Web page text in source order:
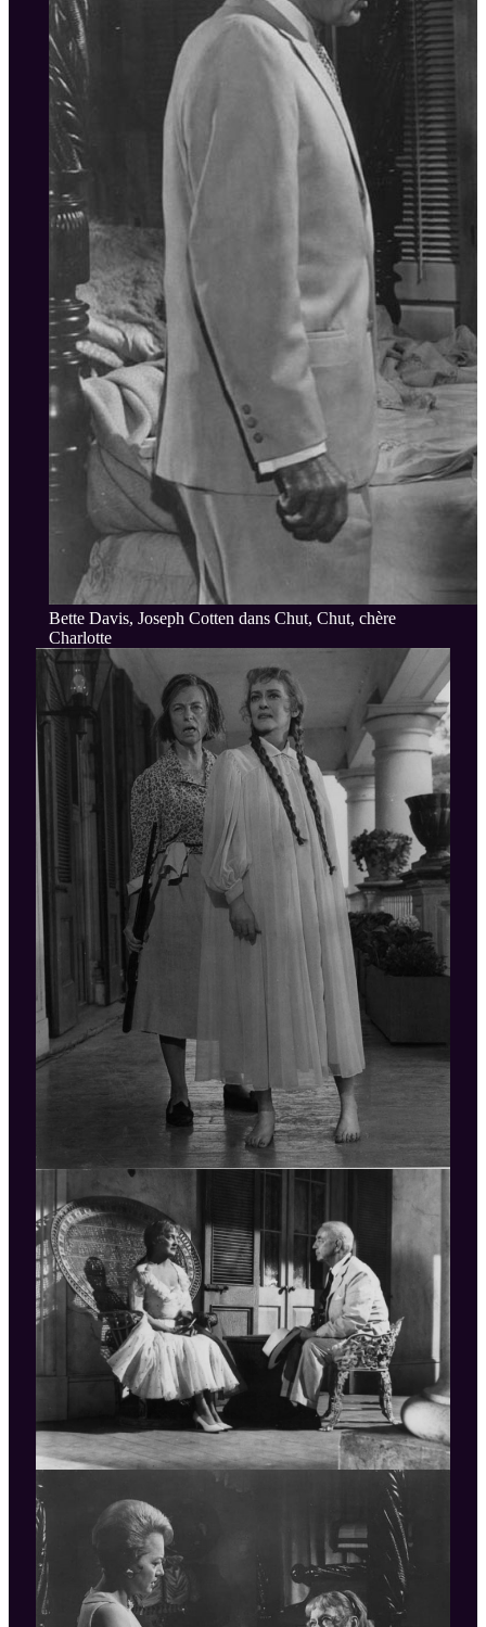
Bette Davis, Joseph Cotten dans Chut, Chut, chère
Charlotte